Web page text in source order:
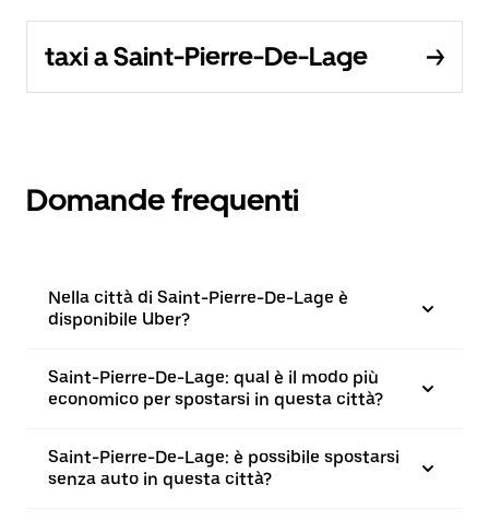
taxi a Saint-Pierre-De-Lage
Domande frequenti
Nella città di Saint-Pierre-De-Lage è
disponibile Uber?
Saint-Pierre-De-Lage: qual è il modo più
economico per spostarsi in questa città?
Saint-Pierre-De-Lage: è possibile spostarsi
senza auto in questa città?